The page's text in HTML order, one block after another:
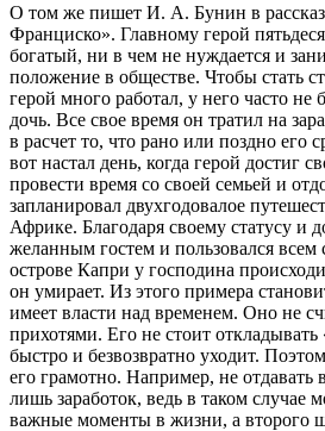
О том же пишет И. А. Бунин в
Франциско». Главному герой
богатый, ни в чем не нуждается и
положение в обществе. Чтобы стать
герой много работал, у него часто
дочь. Все свое время он тратил на
в расчет то, что рано или поздно его
вот настал день, когда герой достиг
провести время со своей семьей и
запланировал двухгодовалое
Африке. Благодаря своему статусу и
желанным гостем и пользовался
острове Капри у господина
он умирает. Из этого примера
имеет власти над временем. Оно не
прихотями. Его не стоит
быстро и безвозвратно уходит.
его грамотно. Например, не отдавать
лишь заработок, ведь в таком случае
важные моменты в жизни, а второго